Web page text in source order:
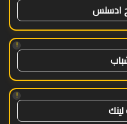
ادسنس
!
!